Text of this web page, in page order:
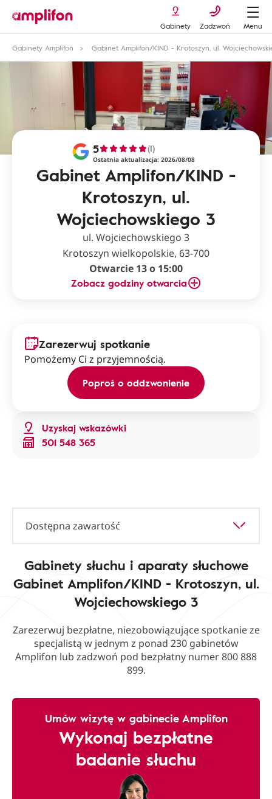
Gabinety Zadzwoń
Menu
Gabinety Amplifon
Gabinet Amplifon/KIND - Krotoszyn, ul.
Gabinet Amplifon/KIND -
Krotoszyn, ul.
Wojciechowskiego 3
5 (1)
Ostatnia aktualizacja: 2026/08/08
ul. Wojciechowskiego 3
Krotoszyn wielkopolskie, 63-700
Otwarcie 13 o 15:00
Zobacz godziny otwarcia
Uzyskaj wskazówki
501 548 365
Zarezerwuj spotkanie
Pomożemy Ci z przyjemnością.
Poproś o oddzwonienie
Dostępna zawartość
Gabinety słuchu i aparaty słuchowe
Gabinet Amplifon/KIND - Krotoszyn, ul.
Wojciechowskiego 3
Zarezerwuj bezpłatne, niezobowiązujące spotkanie ze
specjalistą w jednym z ponad 230 gabinetów
Amplifon lub zadzwoń pod bezpłatny numer 800 888
899.
Umów wizytę w gabinecie Amplifon
Wykonaj bezpłatne
badanie słuchu